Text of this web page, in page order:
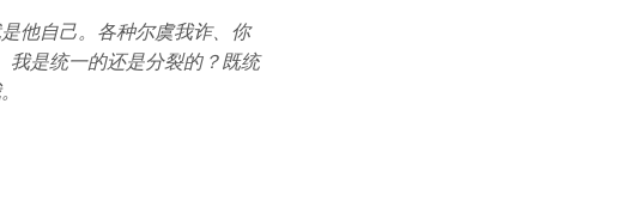
他自己。各种尔虞我诈、你
我是统一的还是分裂的？既统